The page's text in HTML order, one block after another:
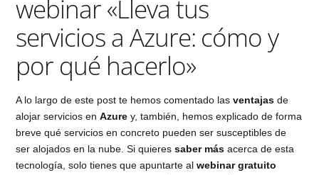
webinar «Lleva tus
servicios a Azure: cómo y
por qué hacerlo»
A lo largo de este post te hemos comentado lasventajas de
alojar servicios enAzure y, también, hemos explicado de forma
breve qué servicios en concreto pueden ser susceptibles de
ser alojados en la nube. Si quieressaber más acerca de esta
tecnología, solo tienes que apuntarte alwebinar gratuito